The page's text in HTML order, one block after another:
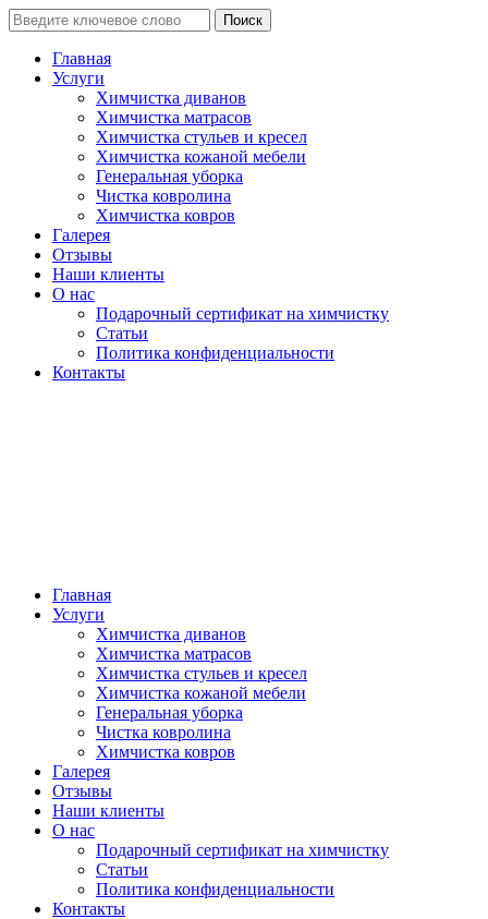
Поиск
Главная
Услуги
Химчистка диванов
Химчистка матрасов
Химчистка стульев и кресел
Химчистка кожаной мебели
Генеральная уборка
Чистка ковролина
Химчистка ковров
Галерея
Отзывы
Наши клиенты
О нас
Подарочный сертификат на химчистку
Статьи
Политика конфиденциальности
Контакты
Главная
Услуги
Химчистка диванов
Химчистка матрасов
Химчистка стульев и кресел
Химчистка кожаной мебели
Генеральная уборка
Чистка ковролина
Химчистка ковров
Галерея
Отзывы
Наши клиенты
О нас
Подарочный сертификат на химчистку
Статьи
Политика конфиденциальности
Контакты